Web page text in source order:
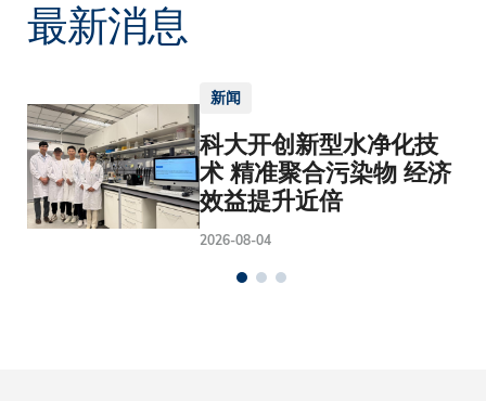
最新消息
新闻
科大开创新型水净化技
术 精准聚合污染物 经济
效益提升近倍
2026-08-04